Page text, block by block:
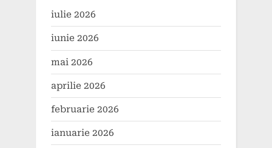
iulie 2026
iunie 2026
mai 2026
aprilie 2026
februarie 2026
ianuarie 2026